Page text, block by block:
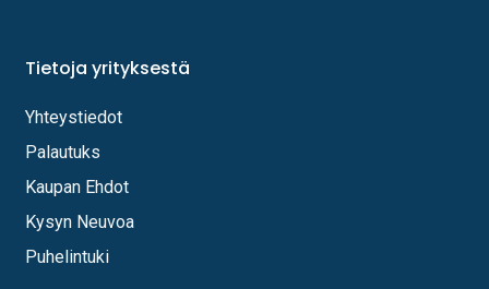
Tietoja yrityksestä
Yhteystiedot
Palautuks
Kaupan Ehdot
Kysyn Neuvoa
Puhelintuki